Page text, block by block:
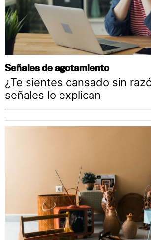
Señales de agotamiento
¿Te sientes cansado sin
señales lo explican